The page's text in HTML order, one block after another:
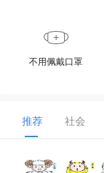
不用佩戴口罩
推荐 社会